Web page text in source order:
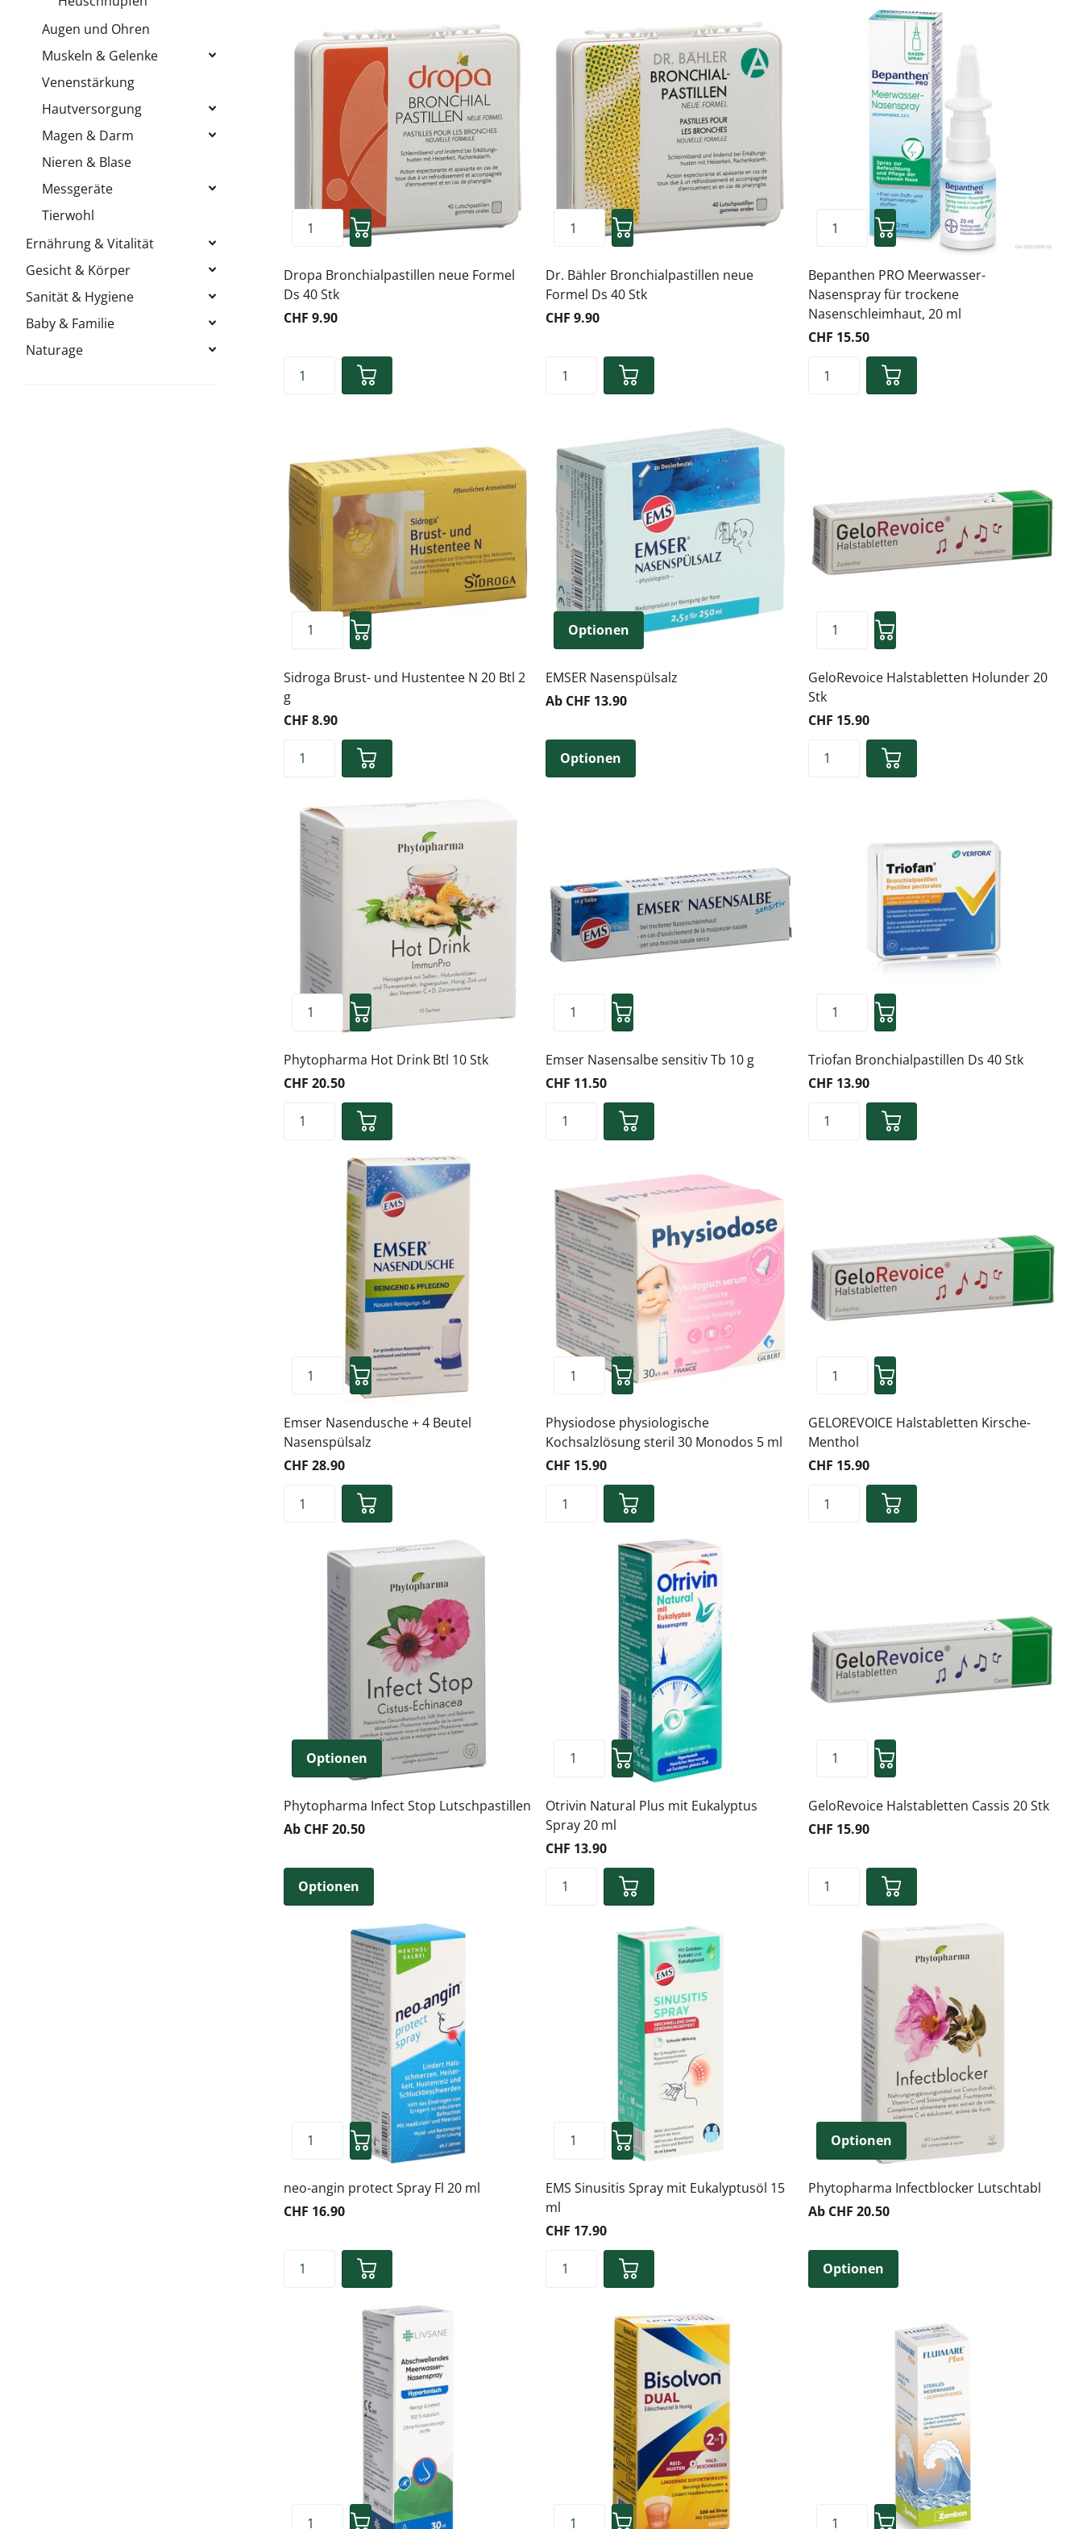
Dropa Bronchialpastillen neue Formel
Ds 40 Stk
CHF 9.90
Dr. Bähler Bronchialpastillen neue
Formel Ds 40 Stk
CHF 9.90
Bepanthen PRO Meerwasser-
Nasenspray für trockene
Nasenschleimhaut, 20 ml
CHF 15.50
Sidroga Brust- und Hustentee N 20 Btl 2
g
CHF 8.90
Optionen
EMSER Nasenspülsalz
Ab CHF 13.90
Optionen
GeloRevoice Halstabletten Holunder 20
Stk
CHF 15.90
Phytopharma Hot Drink Btl 10 Stk
CHF 20.50
Emser Nasensalbe sensitiv Tb 10 g
CHF 11.50
Triofan Bronchialpastillen Ds 40 Stk
CHF 13.90
Emser Nasendusche + 4 Beutel
Nasenspülsalz
CHF 28.90
Physiodose physiologische
Kochsalzlösung steril 30 Monodos 5 ml
CHF 15.90
GELOREVOICE Halstabletten Kirsche-
Menthol
CHF 15.90
Optionen
Phytopharma Infect Stop Lutschpastillen
Ab CHF 20.50
Optionen
Otrivin Natural Plus mit Eukalyptus
Spray 20 ml
CHF 13.90
GeloRevoice Halstabletten Cassis 20 Stk
CHF 15.90
neo-angin protect Spray Fl 20 ml
CHF 16.90
EMS Sinusitis Spray mit Eukalyptusöl 15
ml
CHF 17.90
Optionen
Phytopharma Infectblocker Lutschtabl
Ab CHF 20.50
Optionen
Augen und Ohren
Muskeln & Gelenke
Venenstärkung
Hautversorgung
Magen & Darm
Nieren & Blase
Messgeräte
Tierwohl
Ernährung & Vitalität
Gesicht & Körper
Sanität & Hygiene
Baby & Familie
Naturage